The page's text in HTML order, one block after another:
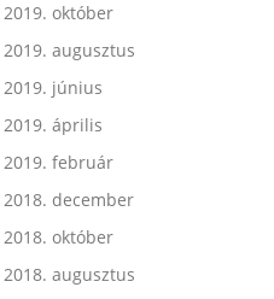
2019. október
2019. augusztus
2019. június
2019. április
2019. február
2018. december
2018. október
2018. augusztus